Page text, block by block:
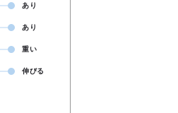
あり
あり
重い
伸びる